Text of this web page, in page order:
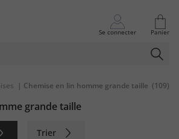
Se connecter Panier
| Chemise en lin homme grande taille (109)
grande taille
Trier